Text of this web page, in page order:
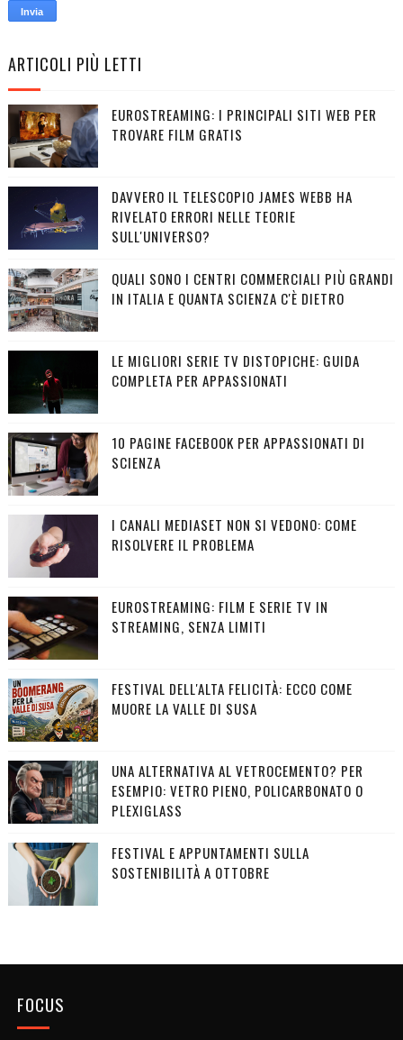
ARTICOLI PIÙ LETTI
EUROSTREAMING: I PRINCIPALI SITI WEB PER
TROVARE FILM GRATIS
DAVVERO IL TELESCOPIO JAMES WEBB HA
RIVELATO ERRORI NELLE TEORIE
SULL'UNIVERSO?
QUALI SONO I CENTRI COMMERCIALI PIÙ GRANDI
IN ITALIA E QUANTA SCIENZA C'È DIETRO
LE MIGLIORI SERIE TV DISTOPICHE: GUIDA
COMPLETA PER APPASSIONATI
10 PAGINE FACEBOOK PER APPASSIONATI DI
SCIENZA
I CANALI MEDIASET NON SI VEDONO: COME
RISOLVERE IL PROBLEMA
EUROSTREAMING: FILM E SERIE TV IN
STREAMING, SENZA LIMITI
FESTIVAL DELL'ALTA FELICITÀ: ECCO COME
MUORE LA VALLE DI SUSA
UNA ALTERNATIVA AL VETROCEMENTO? PER
ESEMPIO: VETRO PIENO, POLICARBONATO O
PLEXIGLASS
FESTIVAL E APPUNTAMENTI SULLA
SOSTENIBILITÀ A OTTOBRE
FOCUS